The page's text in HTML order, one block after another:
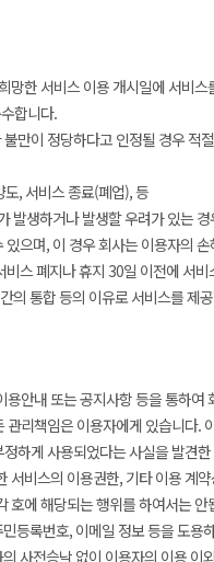
망한 서비스 이용 개시일에 서비
합니다.
만이 정당하다고 인정될 경우
, 서비스 종료(폐업), 등
발생하거나 발생할 우려가 있는
으며, 이 경우 회사는 이용자의
스 폐지나 휴지 30일 이전에 서
의 통합 등의 이유로 서비스를
안내 또는 공지사항 등을 통하
리책임은 이용자에게 있습니다
하게 사용되었다는 사실을 발견
서비스의 이용권한, 기타 이용 계
호에 해당되는 행위를 하여서는 안
등록번호, 이메일 정보 등을 도용
사전승낙 없이 이용자의 이용